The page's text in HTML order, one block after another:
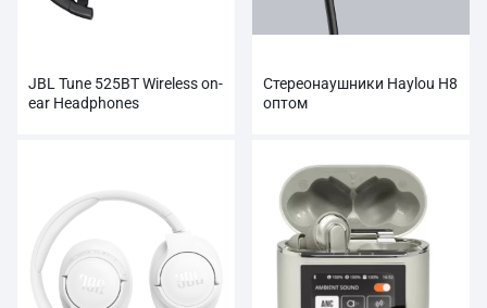
JBL Tune 525BT Wireless on-
ear Headphones
Стереонаушники Haylou H8
оптом